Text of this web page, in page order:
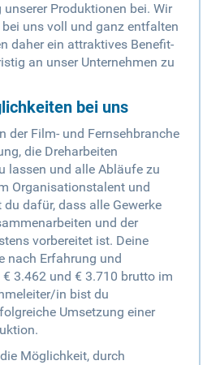
Produktionen bei. Wir
uns voll und ganz entfalten
daher ein attraktives Benefit-
an unser Unternehmen zu
bei uns
der Film- und Fernsehbranche
die Dreharbeiten
lassen und alle Abläufe zu
Organisationstalent und
dafür, dass alle Gewerke
und der
vorbereitet ist. Deine
nach Erfahrung und
3.462 und € 3.710 brutto im
in bist du
Umsetzung einer
Möglichkeit, durch